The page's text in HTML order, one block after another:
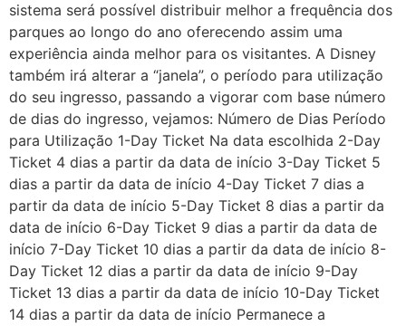
sistema será possível distribuir melhor a frequência dos
parques ao longo do ano oferecendo assim uma
experiência ainda melhor para os visitantes. A Disney
também irá alterar a “janela”, o período para utilização
do seu ingresso, passando a vigorar com base número
de dias do ingresso, vejamos: Número de Dias Período
para Utilização 1-Day Ticket Na data escolhida 2-Day
Ticket 4 dias a partir da data de início 3-Day Ticket 5
dias a partir da data de início 4-Day Ticket 7 dias a
partir da data de início 5-Day Ticket 8 dias a partir da
data de início 6-Day Ticket 9 dias a partir da data de
início 7-Day Ticket 10 dias a partir da data de início 8-
Day Ticket 12 dias a partir da data de início 9-Day
Ticket 13 dias a partir da data de início 10-Day Ticket
14 dias a partir da data de início Permanece a